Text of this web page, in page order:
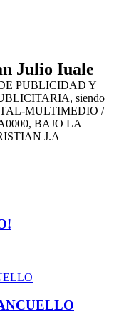
Julio Iuale
PUBLICIDAD Y
siendo
MULTIMEDIO /
BAJO LA
J.A